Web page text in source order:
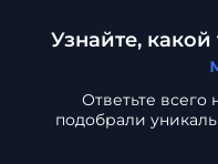
Узнайте,
Ответьте всего
подобрали